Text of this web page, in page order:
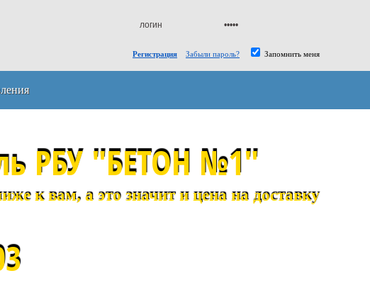
Регистрация Забыли пароль? Запомнить меня
РБУ "БЕТОН №1"
к вам, а это значит и цена на доставку